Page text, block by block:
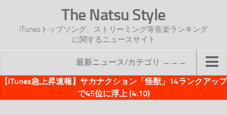
The Natsu Style
iTunesトップソング、ストリーミング等音楽ランキング
に関するニュースサイト
最新ニュース/カテゴリ →→→
TOP
【iTunes急上昇速報】サカナクション「怪獣」14ランクアップ
で45位に浮上 (4:10)